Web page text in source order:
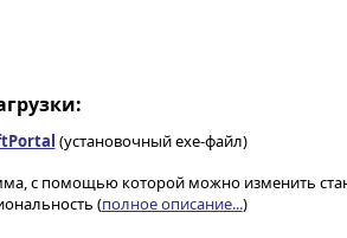
(установочный exe-файл)
с помощью которой можно изменить
(полное описание...)